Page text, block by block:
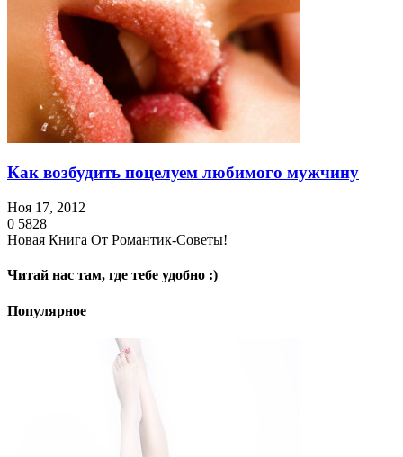
Как возбудить поцелуем любимого мужчину
Ноя 17, 2012
0 5828
Новая Книга От Романтик-Советы!
Читай нас там, где тебе удобно :)
Популярное